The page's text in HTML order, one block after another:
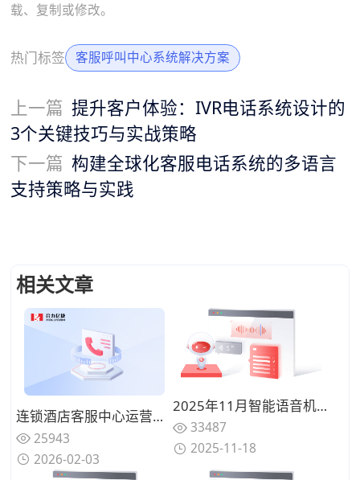
载、复制或修改。
热门标签 客服呼叫中心系统解决方案
上一篇 提升客户体验：IVR电话系统设计的
3个关键技巧与实战策略
下一篇 构建全球化客服电话系统的多语言
支持策略与实践
相关文章
连锁酒店客服中心运营升级:基于400号码实现预订与投诉统一管理方案
25943
2026-02-03
2025年11月智能语音机器人性能大比拼：识别率、延迟与流畅度全维对比
33487
2025-11-18